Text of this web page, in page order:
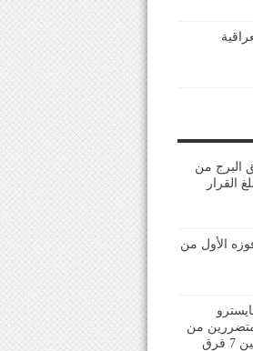
البرج من
القرار
الأول من
من